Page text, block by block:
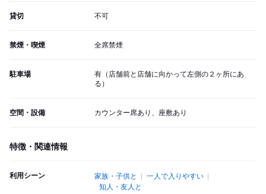
貸切 不可
禁煙・喫煙 全席禁煙
駐車場
有（店舗前と店舗に向かって左側の２ヶ所にあ
る）
空間・設備 カウンター席あり、座敷あり
特徴・関連情報
利用シーン 家族・子供と
一人で入りやすい
知人・友人と